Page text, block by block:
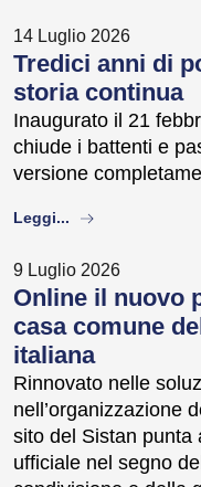
14 Luglio 2026
Tredici anni di
storia continua
Inaugurato il 21
chiude i battenti e
versione
Leggi... about
9 Luglio 2026
Online il nuovo
casa comune
italiana
Rinnovato nelle
nell’organizzazione
sito del Sistan punta
ufficiale nel segno